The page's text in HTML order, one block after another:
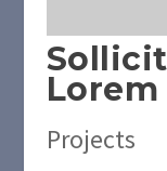
Lorem
Projects